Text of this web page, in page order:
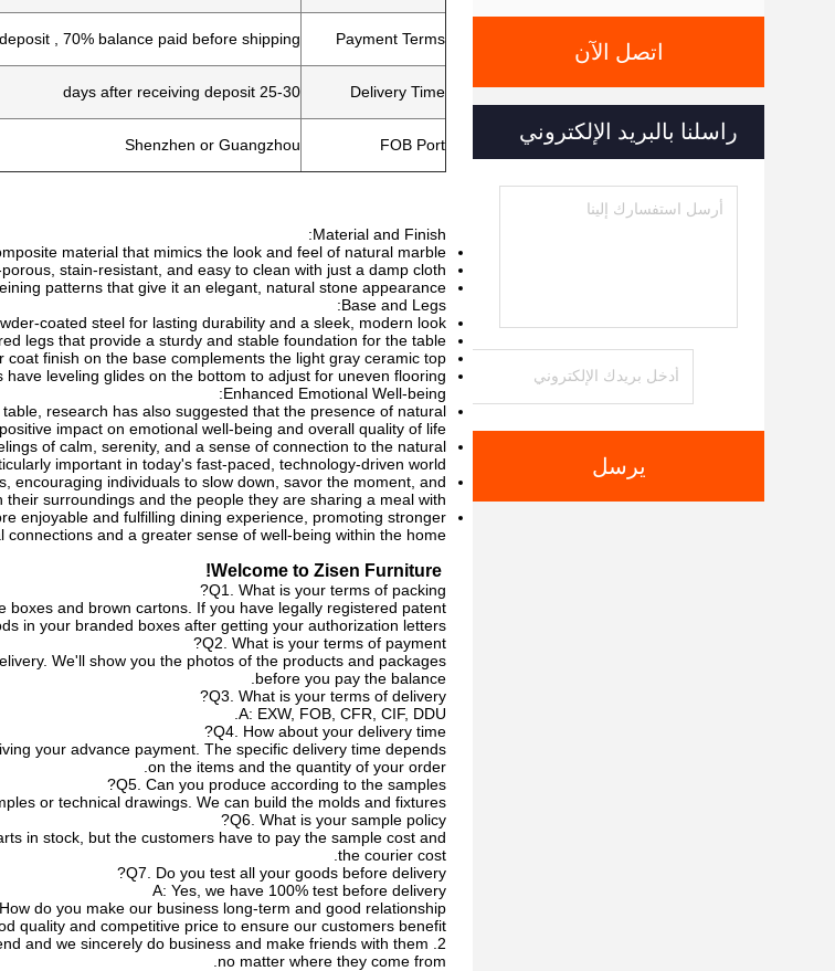
اتصل الآن
راسلنا بالبريد الإلكتروني
يرسل
Payment Terms
, 70% balance paid before shipping
Delivery Time
25-30 days after receiving deposit
FOB Port
Shenzhen or Guangzhou
Material and Finish:
material that mimics the look and feel of natural marble.
stain-resistant, and easy to clean with just a damp cloth.
patterns that give it an elegant, natural stone appearance.
Base and Legs:
coated steel for lasting durability and a sleek, modern look.
legs that provide a sturdy and stable foundation for the table.
coat finish on the base complements the light gray ceramic top.
have leveling glides on the bottom to adjust for uneven flooring.
Enhanced Emotional Well-being:
research has also suggested that the presence of natural
impact on emotional well-being and overall quality of life.
of calm, serenity, and a sense of connection to the natural
important in today's fast-paced, technology-driven world.
encouraging individuals to slow down, savor the moment, and
their surroundings and the people they are sharing a meal with.
enjoyable and fulfilling dining experience, promoting stronger
connections and a greater sense of well-being within the home.
Welcome to Zisen Furniture!
Q1. What is your terms of packing?
and brown cartons. If you have legally registered patent,
in your branded boxes after getting your authorization letters.
Q2. What is your terms of payment?
We'll show you the photos of the products and packages
before you pay the balance.
Q3. What is your terms of delivery?
A: EXW, FOB, CFR, CIF, DDU.
Q4. How about your delivery time?
your advance payment. The specific delivery time depends
on the items and the quantity of your order.
Q5. Can you produce according to the samples?
or technical drawings. We can build the molds and fixtures.
Q6. What is your sample policy?
in stock, but the customers have to pay the sample cost and
the courier cost.
Q7. Do you test all your goods before delivery?
A: Yes, we have 100% test before delivery
do you make our business long-term and good relationship?
quality and competitive price to ensure our customers benefit ;
2. We respect every customer as our friend and we sincerely do business and make friends with them,
no matter where they come from.